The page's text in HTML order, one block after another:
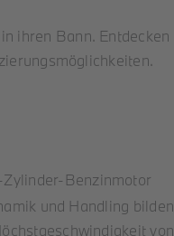
ihren Bann. Entdecken
Benzinmotor
und Handling bilden
von